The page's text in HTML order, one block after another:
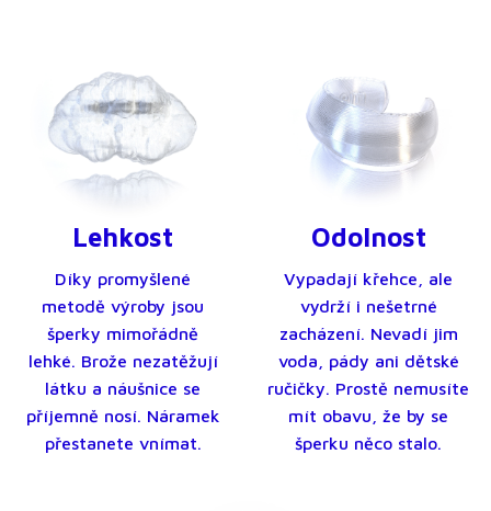
Lehkost
Díky promyšlené
metodě výroby jsou
šperky mimořádně
lehké. Brože nezatěžují
látku a náušnice se
příjemně nosí. Náramek
přestanete vnímat.
Odolnost
Vypadají křehce, ale
vydrží i nešetrné
zacházení. Nevadí jim
voda, pády ani dětské
ručičky. Prostě nemusíte
mít obavu, že by se
šperku něco stalo.